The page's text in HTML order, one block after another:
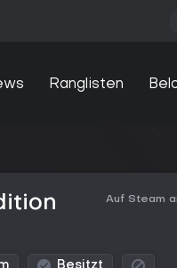
Ranglisten
Auf Steam